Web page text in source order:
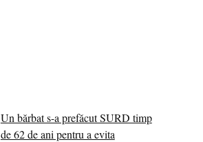
Un bărbat s-a prefăcut SURD timp
de 62 de ani pentru a evita